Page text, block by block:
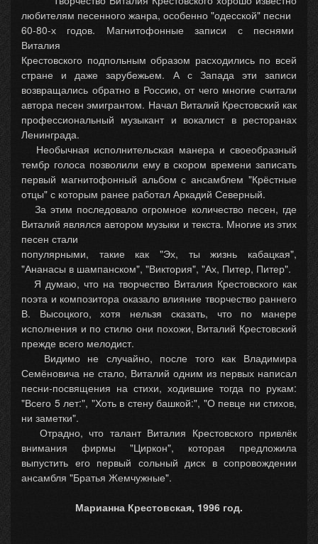
любителям песенного жанра, особенно "одесской" песни
60-80-х годов. Магнитофонные записи с песнями
Виталия
Крестовского подпольным образом расходились по всей
стране и даже зарубежьем. А с Запада эти записи
возвращались обратно в Россию, от чего многие считали
автора песен эмигрантом. Начал Виталий Крестовский как
профессиональный музыкант и вокалист в ресторанах
Ленинграда.
Необычная исполнительская манера и своеобразный
тембр голоса позволили ему в скором времени записать
первый магнитофонный альбом с ансамблем "Крёстные
отцы" с которым ранее работал Аркадий Северный.
За этим последовало огромное количество песен, где
Виталий являлся автором музыки и текста. Многие из этих
песен стали
популярными, такие как "Эх, ты жизнь кабацкая",
"Ананасы в шампанском", "Виктория", "Ах, Питер, Питер".
Я думаю, что на творчество Виталия Крестовского как
поэта и композитора оказало влияние творчество раннего
В. Высоцкого, хотя нельзя сказать, что по манере
исполнения и по стилю они похожи, Виталий Крестовский
прежде всего мелодист.
Видимо не случайно, после того как Владимира
Семёновича не стало, Виталий одним из первых написал
песни-посвящения на стихи, ходившие тогда по рукам:
"Всего 5 лет:", "Хоть в стену башкой:", "О певце ни стихов,
ни заметки".
Отрадно, что талант Виталия Крестовского привлёк
внимания фирмы "Циркон", которая предложила
выпустить его первый сольный диск в сопровождении
ансамбля "Братья Жемчужные".
Марианна Крестовская, 1996 год.